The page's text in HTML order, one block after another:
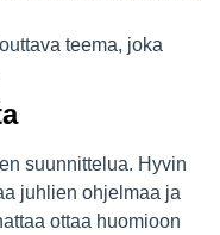
teema, joka
suunnittelua. Hyvin
juhlien ohjelmaa ja
ottaa huomioon